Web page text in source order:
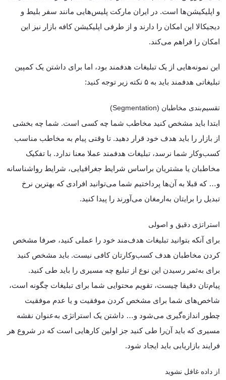
و اپلیکیشن‌ها است. در ایران مارکت پلیس‌هایی مانند سفر بلیط و
دیجیکالا این امکان را دارند و از طرفی اپلیکیشن کافه بازار نیز این
امکان را فراهم می‌کند.
این نمونه‌هایی از یک تبلیغات هدفمند بود، اما برای داشتن یک کمپین
تبلیغاتی هدفمند باید به ۵ نکته زیر توجه کنید:
تقسیم‌بندی مخاطبان (Segmentation)
ابتدا باید مشخص کنید مخاطب شما چه کسی است. شما چه بخشی
از بازار را باید هدف خود قرار دهید. تا وقتی پیام به مخاطب مناسب
کسب‌وکار شما نرسد، تبلیغات هدفمند عملا معنا ندارد. با تفکیک
مخاطبان یا مشتریان براساس شرایط جغرافیایی، شرایط رواشناسانه
و… که قبلا به آن‌ها پرداختیم شما می‌توانید افرادی که بهترین نرخ
تبدیل را برایتان به‌ارمغان می‌آورند را پیدا کنید.
استراتژی دقیق و اصولی
برای آنکه بتوانید تبلیغات هدف‌مند خود را عملی کنید، صرفا مشخص
کردن مخاطبان هدف کسب‌وکارتان کافی نیست. باید مشخص کنید
برای به‌ثمر رسیدن این نوع از تبلیع چه مسیری را باید طی کنید.
پیام‌تان دقیقا چیست، تقویم محتوایی شما برای تبلیغات چگونه است،
شاخص‌های شما برای مشخص کردن موفقیت و یا عدم موفقیت
چطور اندازه‌گیری می‌شود و… داشتن یک استراتژی به‌عنوان نقشه
مسیری که باید آن‌را طی کنید جز اولین کارهایی است که در شروع هر
فرایند بازاریابی باید ایجاد شود.
از داده غافل نشوید